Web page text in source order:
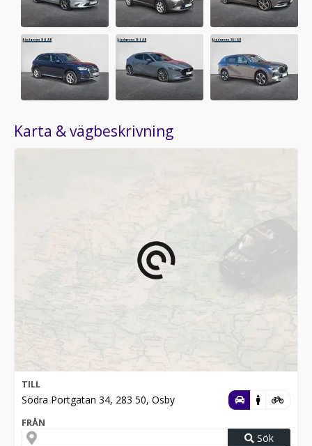
Karta & vägbeskrivning
TILL
Södra Portgatan 34, 283 50, Osby
FRÅN
Sök